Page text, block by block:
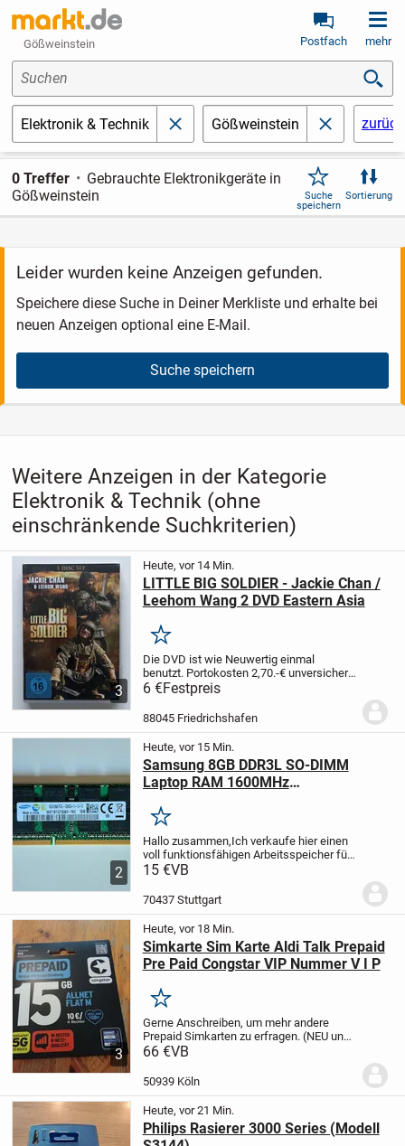
Gößweinstein Postfach mehr
Suchen
Elektronik & Technik schließenGößweinstein schließen
0 Treffer
Gebrauchte Elektronikgeräte in
Gößweinstein
Suche
speichern
Sortierung
Leider wurden keine Anzeigen gefunden.
Speichere diese Suche in Deiner Merkliste und erhalte bei
neuen Anzeigen optional eine E-Mail.
Suche speichern
Weitere Anzeigen in der Kategorie
Elektronik & Technik (ohne
einschränkende Suchkriterien)
3
Heute, vor 14 Min.
LITTLE BIG SOLDIER - Jackie Chan /
Leehom Wang 2 DVD Eastern Asia
Merken
Die DVD ist wie Neuwertig einmal
benutzt. Portokosten 2,70.-€ unversichert
oder versichert 5,95.-€
Überweisung oder Abholung PAYPAL
HABE ICH NICHTKeine
6 €Festpreis
88045 Friedrichshafen
2
Heute, vor 15 Min.
Samsung 8GB DDR3L SO-DIMM
Laptop RAM 1600MHz
Merken
Hallo zusammen,Ich verkaufe hier einen
voll funktionsfähigen Arbeitsspeicher für
Notebooks / Laptops von Samsung.
bis zum Ausbau
einwandfrei.Technische...
15 €VB
70437 Stuttgart
3
Heute, vor 18 Min.
Simkarte Sim Karte Aldi Talk Prepaid
Pre Paid Congstar VIP Nummer V I P
Merken
Gerne Anschreiben, um mehr andere
Prepaid Simkarten zu erfragen. (NEU und
unbenutzt)
möglich!
66 €VB
50939 Köln
Heute, vor 21 Min.
Philips Rasierer 3000 Series (Modell